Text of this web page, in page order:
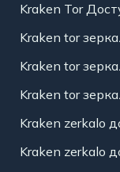
Kraken Tor
Kraken tor
Kraken tor
Kraken tor
Kraken zerkalo
Kraken zerkalo